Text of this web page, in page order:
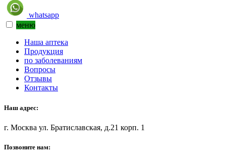
whatsapp
меню
Наша аптека
Продукция
по заболеваниям
Вопросы
Отзывы
Контакты
Наш адрес:
г. Москва ул. Братиславская, д.21 корп. 1
Позвоните нам: